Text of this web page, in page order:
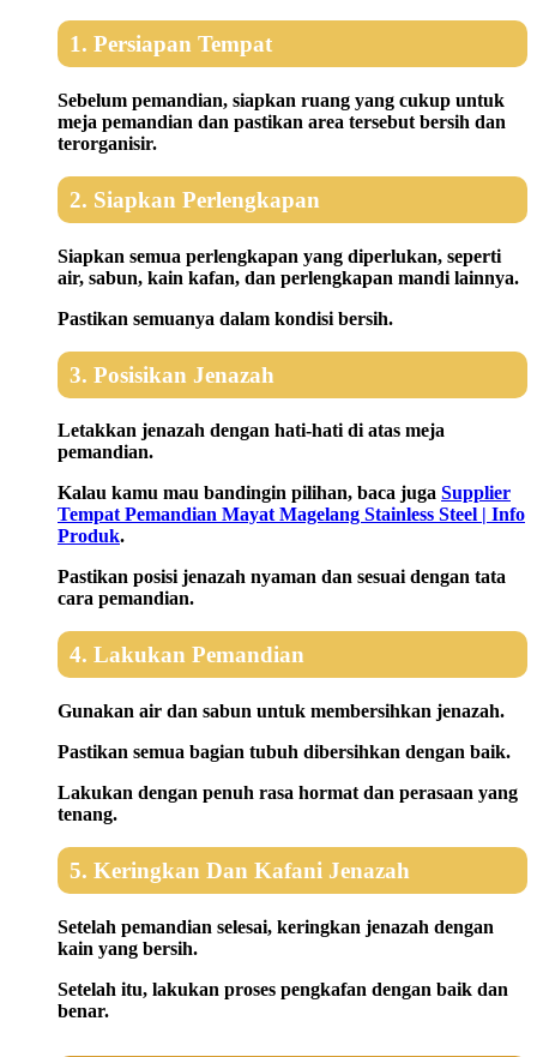
1. Persiapan Tempat
Sebelum pemandian, siapkan ruang yang cukup untuk
meja pemandian dan pastikan area tersebut bersih dan
terorganisir.
2. Siapkan Perlengkapan
Siapkan semua perlengkapan yang diperlukan, seperti
air, sabun, kain kafan, dan perlengkapan mandi lainnya.
Pastikan semuanya dalam kondisi bersih.
3. Posisikan Jenazah
Letakkan jenazah dengan hati-hati di atas meja
pemandian.
Kalau kamu mau bandingin pilihan, baca juga Supplier
Tempat Pemandian Mayat Magelang Stainless Steel | Info
Produk.
Pastikan posisi jenazah nyaman dan sesuai dengan tata
cara pemandian.
4. Lakukan Pemandian
Gunakan air dan sabun untuk membersihkan jenazah.
Pastikan semua bagian tubuh dibersihkan dengan baik.
Lakukan dengan penuh rasa hormat dan perasaan yang
tenang.
5. Keringkan Dan Kafani Jenazah
Setelah pemandian selesai, keringkan jenazah dengan
kain yang bersih.
Setelah itu, lakukan proses pengkafan dengan baik dan
benar.